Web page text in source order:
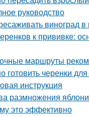
руководство
виноград в
к прививке:
маршруты
готовить черенки
инструкция
размножения
это эффективно